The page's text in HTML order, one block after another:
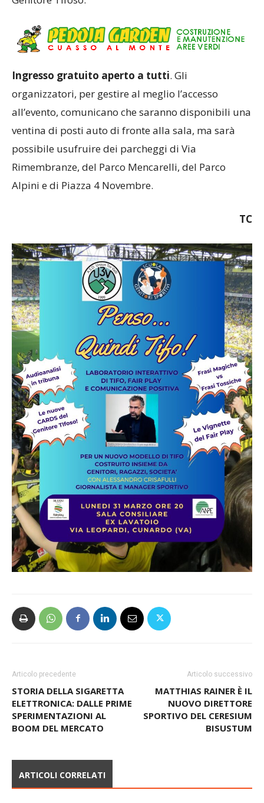
Ingresso gratuito aperto a tutti. Gli
organizzatori, per gestire al meglio l’accesso
all’evento, comunicano che saranno disponibili una
ventina di posti auto di fronte alla sala, ma sarà
possibile usufruire dei parcheggi di Via
Rimembranze, del Parco Mencarelli, del Parco
TC
Articolo precedente
STORIA DELLA SIGARETTA
ELETTRONICA: DALLE PRIME
Articolo successivo
MATTHIAS RAINER È IL
NUOVO DIRETTORE